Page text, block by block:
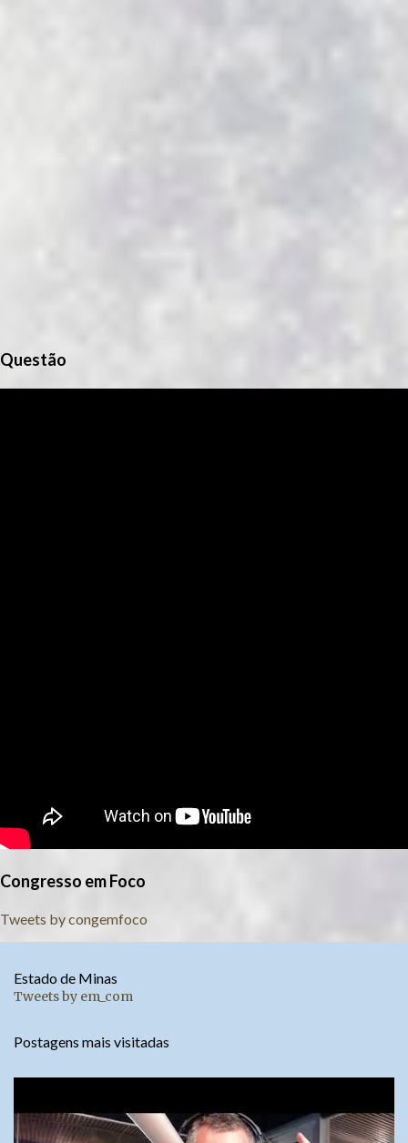
Questão
Congresso em Foco
Tweets by congemfoco
Estado de Minas
Tweets by em_com
Postagens mais visitadas